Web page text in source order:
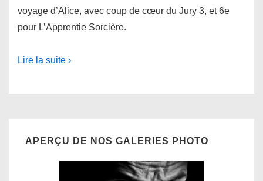
voyage d’Alice, avec coup de cœur du Jury 3, et 6e
pour L’Apprentie Sorcière.
Lire la suite ›
APERÇU DE NOS GALERIES PHOTO